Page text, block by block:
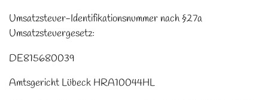
Umsatzsteuer-Identifikationsnummer nach §27a
Umsatzsteuergesetz:
DE815680039
Amtsgericht Lübeck HRA10044HL